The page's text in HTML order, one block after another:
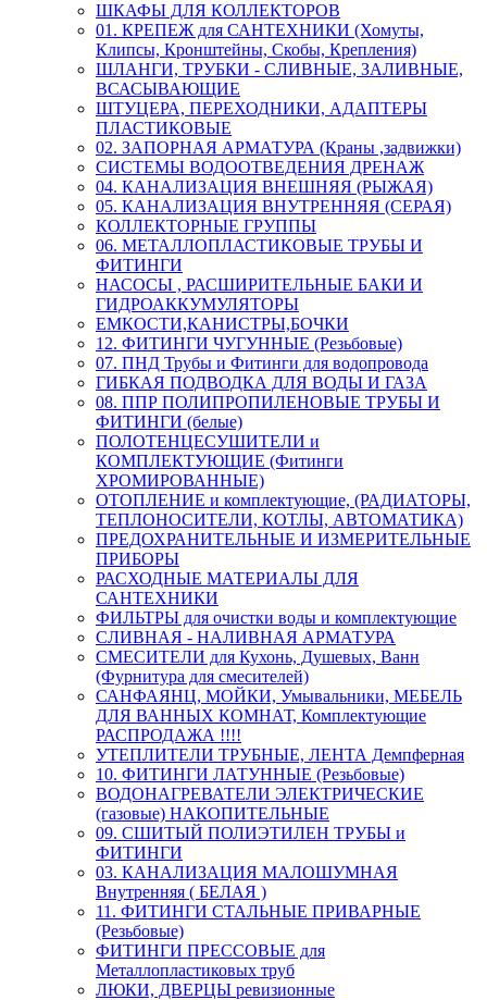
ШКАФЫ ДЛЯ КОЛЛЕКТОРОВ
01. КРЕПЕЖ для САНТЕХНИКИ (Хомуты,
Клипсы, Кронштейны, Скобы, Крепления)
ШЛАНГИ, ТРУБКИ - СЛИВНЫЕ, ЗАЛИВНЫЕ,
ВСАСЫВАЮЩИЕ
ШТУЦЕРА, ПЕРЕХОДНИКИ, АДАПТЕРЫ
ПЛАСТИКОВЫЕ
02. ЗАПОРНАЯ АРМАТУРА (Краны ,задвижки)
СИСТЕМЫ ВОДООТВЕДЕНИЯ ДРЕНАЖ
04. КАНАЛИЗАЦИЯ ВНЕШНЯЯ (РЫЖАЯ)
05. КАНАЛИЗАЦИЯ ВНУТРЕННЯЯ (СЕРАЯ)
КОЛЛЕКТОРНЫЕ ГРУППЫ
06. МЕТАЛЛОПЛАСТИКОВЫЕ ТРУБЫ И
ФИТИНГИ
НАСОСЫ , РАСШИРИТЕЛЬНЫЕ БАКИ И
ГИДРОАККУМУЛЯТОРЫ
ЕМКОСТИ,КАНИСТРЫ,БОЧКИ
12. ФИТИНГИ ЧУГУННЫЕ (Резьбовые)
07. ПНД Трубы и Фитинги для водопровода
ГИБКАЯ ПОДВОДКА ДЛЯ ВОДЫ И ГАЗА
08. ППР ПОЛИПРОПИЛЕНОВЫЕ ТРУБЫ И
ФИТИНГИ (белые)
ПОЛОТЕНЦЕСУШИТЕЛИ и
КОМПЛЕКТУЮЩИЕ (Фитинги
ХРОМИРОВАННЫЕ)
ОТОПЛЕНИЕ и комплектующие, (РАДИАТОРЫ,
ТЕПЛОНОСИТЕЛИ, КОТЛЫ, АВТОМАТИКА)
ПРЕДОХРАНИТЕЛЬНЫЕ И ИЗМЕРИТЕЛЬНЫЕ
ПРИБОРЫ
РАСХОДНЫЕ МАТЕРИАЛЫ ДЛЯ
САНТЕХНИКИ
ФИЛЬТРЫ для очистки воды и комплектующие
СЛИВНАЯ - НАЛИВНАЯ АРМАТУРА
СМЕСИТЕЛИ для Кухонь, Душевых, Ванн
(Фурнитура для смесителей)
САНФАЯНЦ, МОЙКИ, Умывальники, МЕБЕЛЬ
ДЛЯ ВАННЫХ КОМНАТ, Комплектующие
РАСПРОДАЖА !!!!
УТЕПЛИТЕЛИ ТРУБНЫЕ, ЛЕНТА Демпферная
10. ФИТИНГИ ЛАТУННЫЕ (Резьбовые)
ВОДОНАГРЕВАТЕЛИ ЭЛЕКТРИЧЕСКИЕ
(газовые) НАКОПИТЕЛЬНЫЕ
09. СШИТЫЙ ПОЛИЭТИЛЕН ТРУБЫ и
ФИТИНГИ
03. КАНАЛИЗАЦИЯ МАЛОШУМНАЯ
Внутренняя ( БЕЛАЯ )
11. ФИТИНГИ СТАЛЬНЫЕ ПРИВАРНЫЕ
(Резьбовые)
ФИТИНГИ ПРЕССОВЫЕ для
Металлопластиковых труб
ЛЮКИ, ДВЕРЦЫ ревизионные